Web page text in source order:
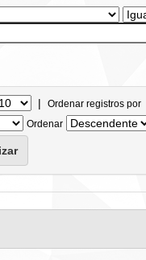
| Ordenar registros por
Ordenar